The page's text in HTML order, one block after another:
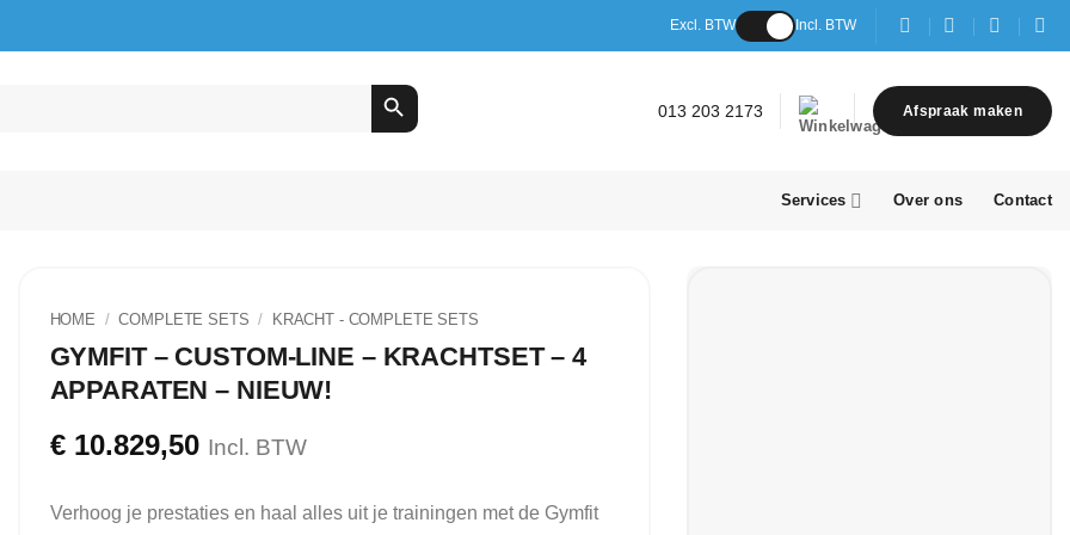
Excl. BTW Incl. BTW
013 203 2173 Afspraak maken
Services Over ons Contact
HOME / COMPLETE SETS / ⁠KRACHT - COMPLETE SETS
GYMFIT – CUSTOM-LINE – KRACHTSET – 4
APPARATEN – NIEUW!
€10.829,50 Incl. BTW
Verhoog je prestaties en haal alles uit je trainingen met de Gymfit